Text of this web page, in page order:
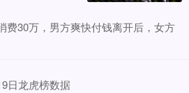
费30万，男方爽快付钱离开后，女方
日龙虎榜数据